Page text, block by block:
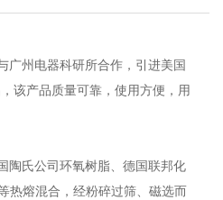
广州电器科研所合作，引进美国
该产品质量可靠，使用方便，用
陶氏公司环氧树脂、德国联邦化
热熔混合，经粉碎过筛、磁选而